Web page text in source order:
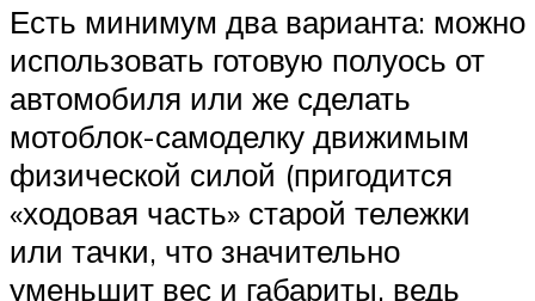
Есть минимум два варианта: можно
использовать готовую полуось от
автомобиля или же сделать
мотоблок-самоделку движимым
физической силой (пригодится
«ходовая часть» старой тележки
или тачки, что значительно
уменьшит вес и габариты, ведь